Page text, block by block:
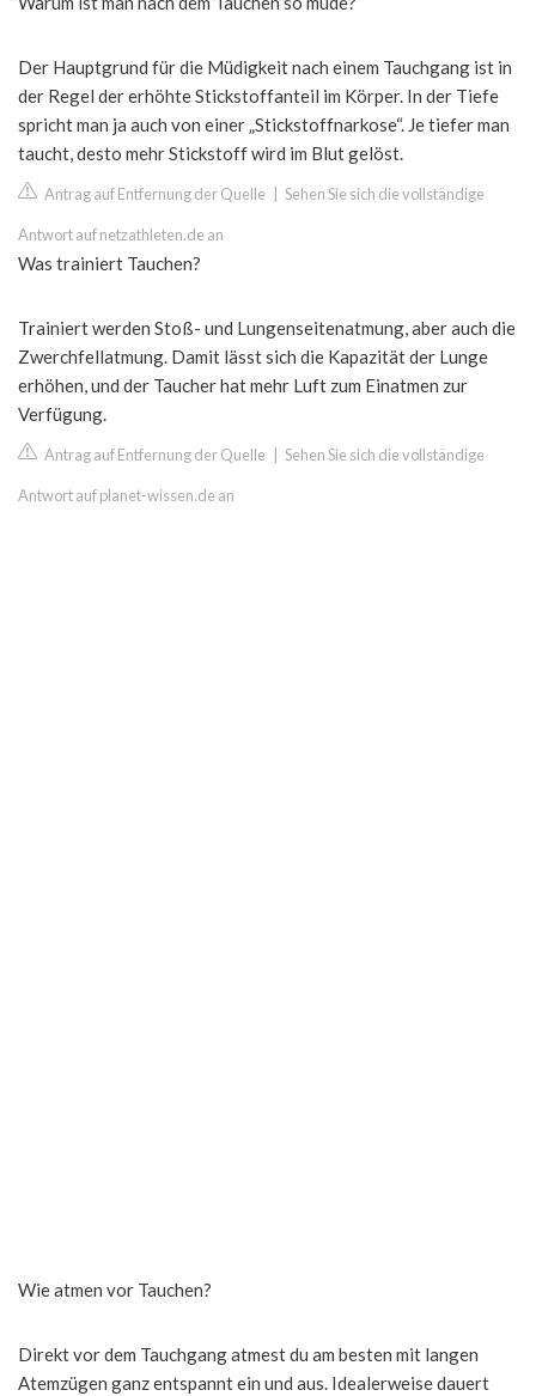
Der Hauptgrund für die Müdigkeit nach einem Tauchgang ist in
der Regel der erhöhte Stickstoffanteil im Körper. In der Tiefe
spricht man ja auch von einer „Stickstoffnarkose“. Je tiefer man
taucht, desto mehr Stickstoff wird im Blut gelöst.
Antrag auf Entfernung der Quelle Sehen Sie sich die vollständige
Antwort auf netzathleten.de an
Was trainiert Tauchen?
Trainiert werden Stoß- und Lungenseitenatmung, aber auch die
Zwerchfellatmung. Damit lässt sich die Kapazität der Lunge
erhöhen, und der Taucher hat mehr Luft zum Einatmen zur
Verfügung.
Antrag auf Entfernung der Quelle Sehen Sie sich die vollständige
Antwort auf planet-wissen.de an
Wie atmen vor Tauchen?
Direkt vor dem Tauchgang atmest du am besten mit langen
Atemzügen ganz entspannt ein und aus. Idealerweise dauert